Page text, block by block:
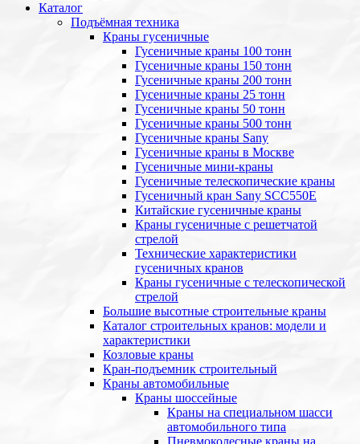
Каталог
Подъёмная техника
Краны гусеничные
Гусеничные краны 100 тонн
Гусеничные краны 150 тонн
Гусеничные краны 200 тонн
Гусеничные краны 25 тонн
Гусеничные краны 50 тонн
Гусеничные краны 500 тонн
Гусеничные краны Sany
Гусеничные краны в Москве
Гусеничные мини-краны
Гусеничные телескопические краны
Гусеничный кран Sany SCC550E
Китайские гусеничные краны
Краны гусеничные с решетчатой
стрелой
Технические характеристики
гусеничных кранов
Краны гусеничные с телескопической
стрелой
Большие высотные строительные краны
Каталог строительных кранов: модели и
характеристики
Козловые краны
Кран-подъемник строительный
Краны автомобильные
Краны шоссейные
Краны на специальном шасси
автомобильного типа
Пневмоколесные краны на